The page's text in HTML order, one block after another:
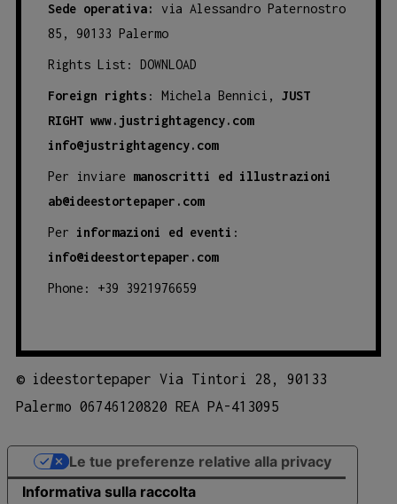
Sede operativa:
via Alessandro Paternostro
85, 90133 Palermo
Rights List: DOWNLOAD
Foreign rights : Michela Bennici, JUST
RIGHT www.justrightagency.com
info@justrightagency.com
Per inviare manoscritti ed illustrazioni
ab@ideestortepaper.com
Per informazioni ed eventi :
info@ideestortepaper.com
Phone: +39 3921976659
© ideestortepaper Via Tintori 28, 90133
Palermo 06746120820 REA PA-413095
Informativa sulla raccolta
Le tue preferenze relative alla privacy